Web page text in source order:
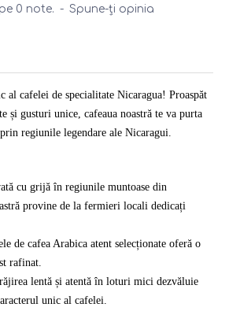
0 note. - Spune-ţi opinia
al cafelei de specialitate Nicaragua! Proaspăt
și gusturi unice, cafeaua noastră te va purta
regiunile legendare ale Nicaragui.
cu grijă în regiunile muntoase din
provine de la fermieri locali dedicați
de cafea Arabica atent selecționate oferă o
rafinat.
lentă și atentă în loturi mici dezvăluie
unic al cafelei.